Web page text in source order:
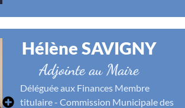
Hélène SAVIGNY
Adjointe au Maire
Déléguée aux Finances Membre
titulaire - Commission Municipale des